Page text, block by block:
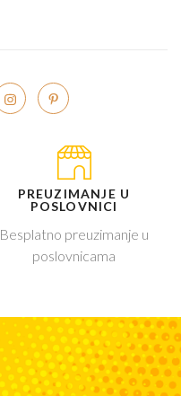
PREUZIMANJE U
POSLOVNICI
Besplatno preuzimanje u
poslovnicama